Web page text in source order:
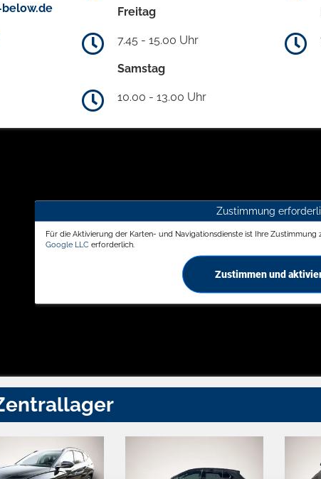
Freitag
7.45 - 15.00 Uhr
Samstag
10.00 - 13.00 Uhr
Zustimmung
Für die Aktivierung der Karten- und Navigationsdienste ist Ihre Zustimmung
Google LLC erforderlich.
Zustimmen und